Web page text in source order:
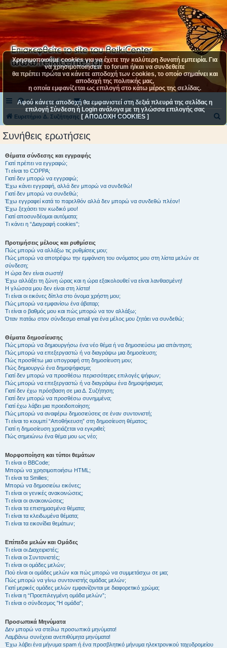
Συχνές ερωτήσεις Επικοινωνήστε μαζί μας
Ευρετήριο Δ. Συζήτησης Συνήθεις ερωτήσεις
Συνήθεις ερωτήσεις
Θέματα σύνδεσης και εγγραφής
Γιατί πρέπει να εγγραφώ;
Τι είναι το COPPA;
Γιατί δεν μπορώ να εγγραφώ;
Έχω κάνει εγγραφή, αλλά δεν μπορώ να συνδεθώ!
Γιατί δεν μπορώ να συνδεθώ;
Έχω εγγραφεί κατά το παρελθόν αλλά δεν μπορώ να συνδεθώ πλέον!
Έχω ξεχάσει τον κωδικό μου!
Γιατί αποσυνδέομαι αυτόματα;
Τι κάνει η “Διαγραφή cookies”;
Προτιμήσεις μέλους και ρυθμίσεις
Πώς μπορώ να αλλάξω τις ρυθμίσεις μου;
Πώς μπορώ να αποτρέψω την εμφάνιση του ονόματος μου στη λίστα μελών σε
σύνδεση;
Η ώρα δεν είναι σωστή!
Έχω αλλάξει τη ζώνη ώρας και η ώρα εξακολουθεί να είναι λανθασμένη!
Η γλώσσα μου δεν είναι στη λίστα!
Τι είναι οι εικόνες δίπλα στο όνομα χρήστη μου;
Πώς μπορώ να εμφανίσω ένα άβαταρ;
Τι είναι ο βαθμός μου και πώς μπορώ να τον αλλάξω;
Όταν πατάω στον σύνδεσμο email για ένα μέλος μου ζητάει να συνδεθώ;
Θέματα δημοσίευσης
Πώς μπορώ να δημιουργήσω ένα νέο θέμα ή να δημοσιεύσω μια απάντηση;
Πώς μπορώ να επεξεργαστώ ή να διαγράψω μια δημοσίευση;
Πώς προσθέτω μια υπογραφή στη δημοσίευση μου;
Πώς δημιουργώ ένα δημοψήφισμα;
Γιατί δεν μπορώ να προσθέσω περισσότερες επιλογές ψήφων;
Πώς μπορώ να επεξεργαστώ ή να διαγράψω ένα δημοψήφισμα;
Γιατί δεν έχω πρόσβαση σε μια Δ. Συζήτηση;
Γιατί δεν μπορώ να προσθέσω συνημμένα;
Γιατί έχω λάβει μια προειδοποίηση;
Πώς μπορώ να αναφέρω δημοσιεύσεις σε έναν συντονιστή;
Τι είναι το κουμπί “Αποθήκευση” στη δημοσίευση θέματος;
Γιατί η δημοσίευση χρειάζεται να εγκριθεί;
Πώς σημειώνω ένα θέμα μου ως νέο;
Μορφοποίηση και τύποι θεμάτων
Τι είναι ο BBCode;
Μπορώ να χρησιμοποιήσω HTML;
Τι είναι τα Smilies;
Μπορώ να δημοσιεύω εικόνες;
Τι είναι οι γενικές ανακοινώσεις;
Τι είναι οι ανακοινώσεις;
Τι είναι τα επισημασμένα θέματα;
Τι είναι τα κλειδωμένα θέματα;
Τι είναι τα εικονίδια θεμάτων;
Επίπεδα μελών και Ομάδες
Τι είναι οι Διαχειριστές;
Τι είναι οι Συντονιστές;
Τι είναι οι ομάδες μελών;
Πού είναι οι ομάδες μελών και πώς μπορώ να συμμετάσχω σε μια;
Πώς μπορώ να γίνω συντονιστής ομάδας μελών;
Γιατί μερικές ομάδες μελών εμφανίζονται με διαφορετικό χρώμα;
Τι είναι η “Προεπιλεγμένη ομάδα μελών”;
Τι είναι ο σύνδεσμος "Η ομάδα”;
Προσωπικά Μηνύματα
Δεν μπορώ να στείλω προσωπικά μηνύματα!
Λαμβάνω συνέχεια ανεπιθύμητα μηνύματα!
Έχω λάβει ένα μήνυμα spam ή ένα προσβλητικό μήνυμα ηλεκτρονικού ταχυδρομείου
Χρησιμοποιούμε cookies για να έχετε την καλύτερη δυνατή εμπειρία. Για
να χρησιμοποιήσετε το forum ή/και να συνδεθείτε
θα πρέπει πρώτα να κάνετε αποδοχή των cookies, το οποίο σημαίνει και
αποδοχή της πολιτικής μας,
η οποία εμφανίζεται ως επιλογή στο κάτω μέρος της σελίδας.
Αφού κάνετε αποδοχή θα εμφανιστεί στη δεξιά πλευρά της σελίδας η
επιλογή Σύνδεση ή Login ανάλογα με τη γλώσσα επιλογής σας
[ ΑΠΟΔΟΧΗ COOKIES ]